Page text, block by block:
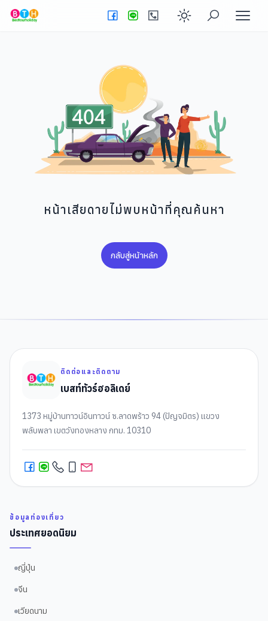
Enable dark
หน้าเสียดายไม่พบหน้าที่คุณค้นหา
กลับสู่หน้าหลัก
ติดต่อและติดตาม
เบสท์ทัวร์ฮอลิเดย์
1373 หมู่บ้านทาวน์อินทาวน์ ซ.ลาดพร้าว 94 (ปัญจมิตร) แขวง
พลับพลา เขตวังทองหลาง กทม. 10310
ข้อมูลท่องเที่ยว
ประเทศยอดนิยม
ญี่ปุ่น
จีน
เวียดนาม